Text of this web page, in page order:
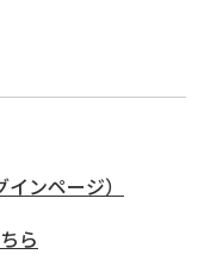
ンページ）
ら